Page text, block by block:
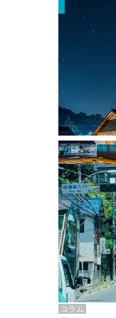
掲載雑誌・書籍
『街歩き研
ム、和風バ
掲載
コラム